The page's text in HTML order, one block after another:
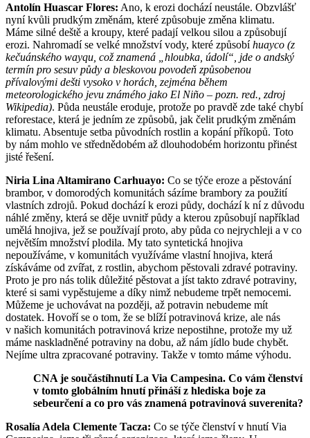
Antolín Huascar Flores: Ano, k erozi dochází neustále. Obzvlášť
nyní kvůli prudkým změnám, které způsobuje změna klimatu.
Máme silné deště a kroupy, které padají velkou silou a způsobují
erozi. Nahromadí se velké množství vody, které způsobíhuayco (z
kečuánského wayqu, což znamená „hloubka, údolí“, jde o andský
termín pro sesuv půdy a bleskovou povodeň způsobenou
přívalovými dešti vysoko v horách, zejména během
meteorologického jevu známého jako El Niño – pozn. red., zdroj
Wikipedia). Půda neustále eroduje, protože po pravdě zde také chybí
reforestace, která je jedním ze způsobů, jak čelit prudkým změnám
klimatu. Absentuje setba původních rostlin a kopání příkopů. Toto
by nám mohlo ve střednědobém až dlouhodobém horizontu přinést
jisté řešení.
Niria Lina Altamirano Carhuayo: Co se týče eroze a pěstování
brambor, v domorodých komunitách sázíme brambory za použití
vlastních zdrojů. Pokud dochází k erozi půdy, dochází k ní z důvodu
náhlé změny, která se děje uvnitř půdy a kterou způsobují například
umělá hnojiva, jež se používají proto, aby půda co nejrychleji a v co
největším množství plodila. My tato syntetická hnojiva
nepoužíváme, v komunitách využíváme vlastní hnojiva, která
získáváme od zvířat, z rostlin, abychom pěstovali zdravé potraviny.
Proto je pro nás tolik důležité pěstovat a jíst takto zdravé potraviny,
které si sami vypěstujeme a díky nimž nebudeme trpět nemocemi.
Můžeme je uchovávat na později, až potravin nebudeme mít
dostatek. Hovoří se o tom, že se blíží potravinová krize, ale nás
v našich komunitách potravinová krize nepostihne, protože my už
máme naskladněné potraviny na dobu, až nám jídlo bude chybět.
Nejíme ultra zpracované potraviny. Takže v tomto máme výhodu.
CNA je součástíhnutí La Via Campesina. Co vám členství
v tomto globálním hnutí přináší z hlediska boje za
sebeurčení a co pro vás znamená potravinová suverenita?
Rosalía Adela Clemente Tacza: Co se týče členství v hnutí Via